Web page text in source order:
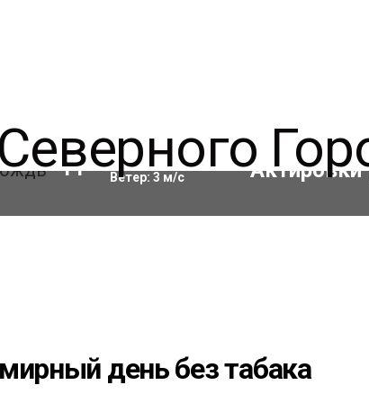
11 °C Влажность:98%
Ветер: 3 м/с
день без табака